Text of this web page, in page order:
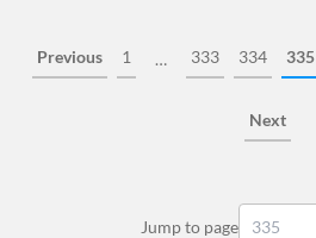
Previous 1 … 333 334 335
Next
Jump to page